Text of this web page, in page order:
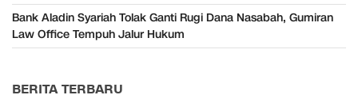
Bank Aladin Syariah Tolak Ganti Rugi Dana Nasabah, Gumiran
Law Office Tempuh Jalur Hukum
BERITA TERBARU